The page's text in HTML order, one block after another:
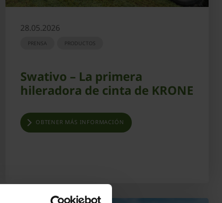
28.05.2026
PRENSA PRODUCTOS
Swativo – La primera
hileradora de cinta de KRONE
OBTENER MÁS INFORMACIÓN